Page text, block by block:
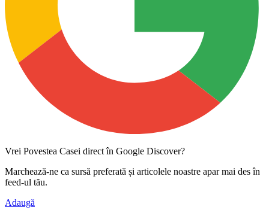
Vrei Povestea Casei direct în Google Discover?
Marchează-ne ca sursă preferată și articolele noastre apar mai des în
feed-ul tău.
Adaugă